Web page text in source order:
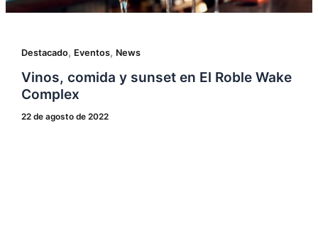
Destacado, Eventos, News
Vinos, comida y sunset en El Roble Wake
Complex
22 de agosto de 2022